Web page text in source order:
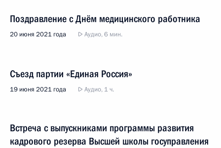
Поздравление с Днём медицинского работника
20 июня 2021 года Аудио, 6 мин.
Съезд партии «Единая Россия»
19 июня 2021 года Аудио, 1 ч.
Встреча с выпускниками программы развития
кадрового резерва Высшей школы госуправления